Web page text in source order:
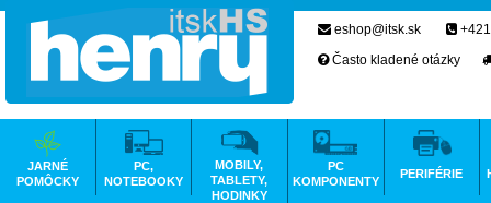
eshop@itsk.sk
Často kladené otázky
JARNÉ
POMÔCKY
PC,
NOTEBOOKY
MOBILY,
TABLETY,
HODINKY
PC
KOMPONENTY
PERIFÉRIE